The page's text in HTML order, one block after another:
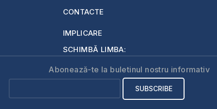
CONTACTE
IMPLICARE
SCHIMBĂ LIMBA:
Abonează-te la buletinul nostru informativ